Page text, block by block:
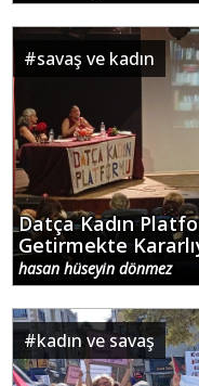
#savaş ve kadın
Datça Kadın
Getirmekte
hasan hüseyin dönmez
#kadın ve savaş